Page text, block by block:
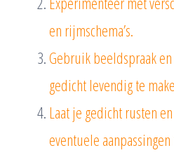
en rijmschema’s.
Gebruik beeldspraak
gedicht levendig te
Laat je gedicht rusten
eventuele